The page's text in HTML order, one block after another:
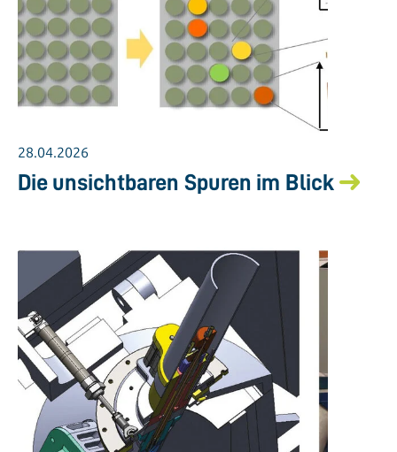
28.04.2026
Die unsichtbaren Spuren im Blick